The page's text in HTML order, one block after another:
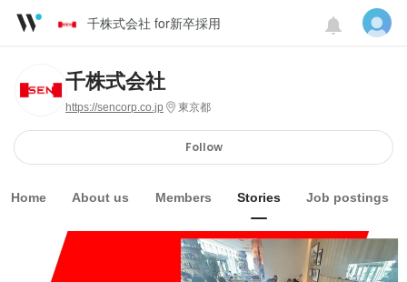
千株式会社 for新卒採用
千株式会社
https://sencorp.co.jp 東京都
Follow
Home About us Members Stories Job postings